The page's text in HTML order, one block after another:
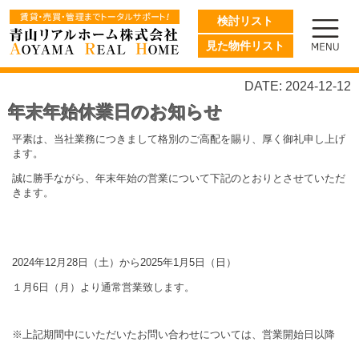
検討リスト
見た物件リスト
DATE: 2024-12-12
年末年始休業日のお知らせ
平素は、当社業務につきまして格別のご高配を賜り、厚く御礼申し上げ
ます。
誠に勝手ながら、年末年始の営業について下記のとおりとさせていただ
きます。
2024年12月28日（土）から2025年1月5日（日）
１月6日（月）より通常営業致します。
※上記期間中にいただいたお問い合わせについては、 営業開始日以降